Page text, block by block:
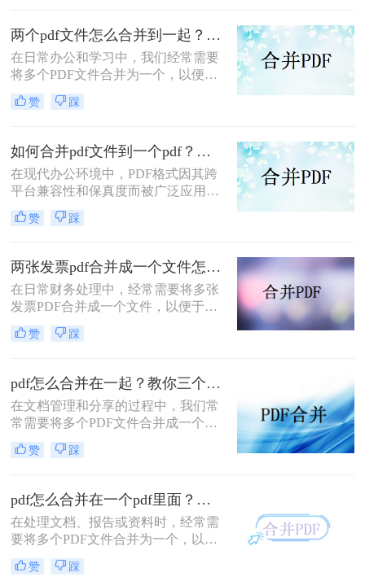
两个pdf文件怎么合并到一起？这三种合并方法超实用！
在日常办公和学习中，我们经常需要
将多个PDF文件合并为一个，以便于
阅读、分享或存档。那么两个pdf文件
怎么合并到一起呢？本文将介绍三种
赞 踩
如何合并pdf文件到一个pdf？分享三种不同的方法来帮助您轻松合并！
在现代办公环境中，PDF格式因其跨
平台兼容性和保真度而被广泛应用于
文档管理和分享。然而，当需要整合
多个PDF文件时，找到一种简单且有
何合并pdf文件到一个pdf呢？本文将
介绍三种不同的方法来帮助您轻松地
将多个PDF文件合并成一个PDF文
件。
赞 踩
两张发票pdf合并成一个文件怎么弄？掌握这3种方法轻松合并！
在日常财务处理中，经常需要将多张
发票PDF合并成一个文件，以便于归
档、分享或打印。那么两张发票pdf合
并成一个文件怎么弄呢？本文将介绍
的方法。
赞 踩
pdf怎么合并在一起？教你三个好用办法！
在文档管理和分享的过程中，我们常
常需要将多个PDF文件合并成一个单
一的文件，以简化发送、存储或打印
的过程。无论是为了创建综合报告、
握pdf怎么合并在一起是一项非常实用
的技能。本文将介绍三种不同的PDF
合并方法。
赞 踩
pdf怎么合并在一个pdf里面？这二种合并方法了解下！
在处理文档、报告或资料时，经常需
要将多个PDF文件合并为一个，以便
于查阅和管理。那么pdf怎么合并在一
个pdf里面呢？本文将介绍两种将多个
赞 踩